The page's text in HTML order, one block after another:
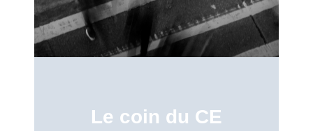
Le coin du CE